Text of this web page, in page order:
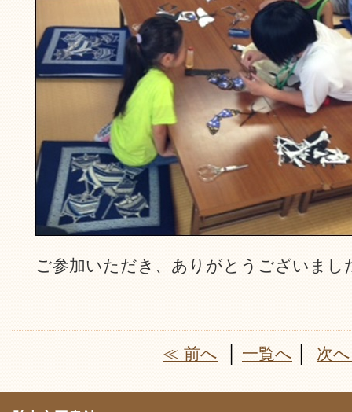
ご参加いただき、ありがとうございまし
≪ 前へ 一覧へ 次